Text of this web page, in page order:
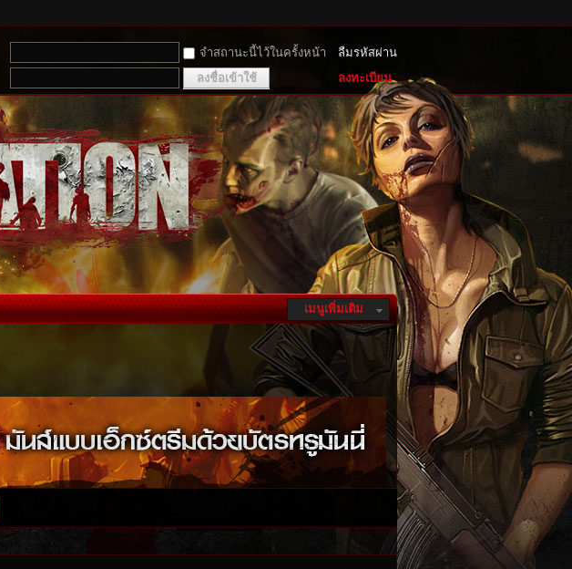
จำสถานะนี้ไว้ในครั้งหน้า
ลืมรหัสผ่าน
ลงชื่อเข้าใช้ ลงทะเบียน
เมนูเพิ่มเติม